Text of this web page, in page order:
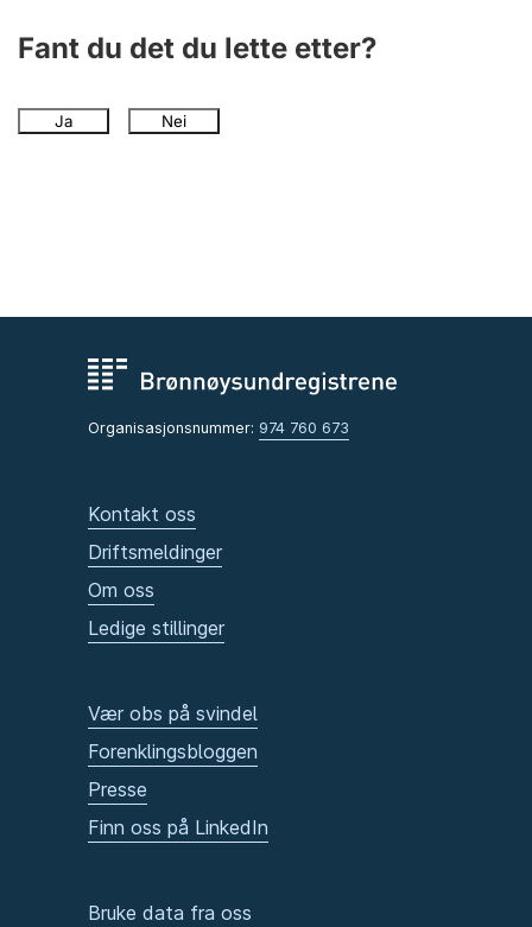
Fant du det du lette etter?
Ja Nei
Organisasjonsnummer: 974 760 673
Kontakt oss
Driftsmeldinger
Om oss
Ledige stillinger
Vær obs på svindel
Forenklingsbloggen
Presse
Finn oss på LinkedIn
Bruke data fra oss